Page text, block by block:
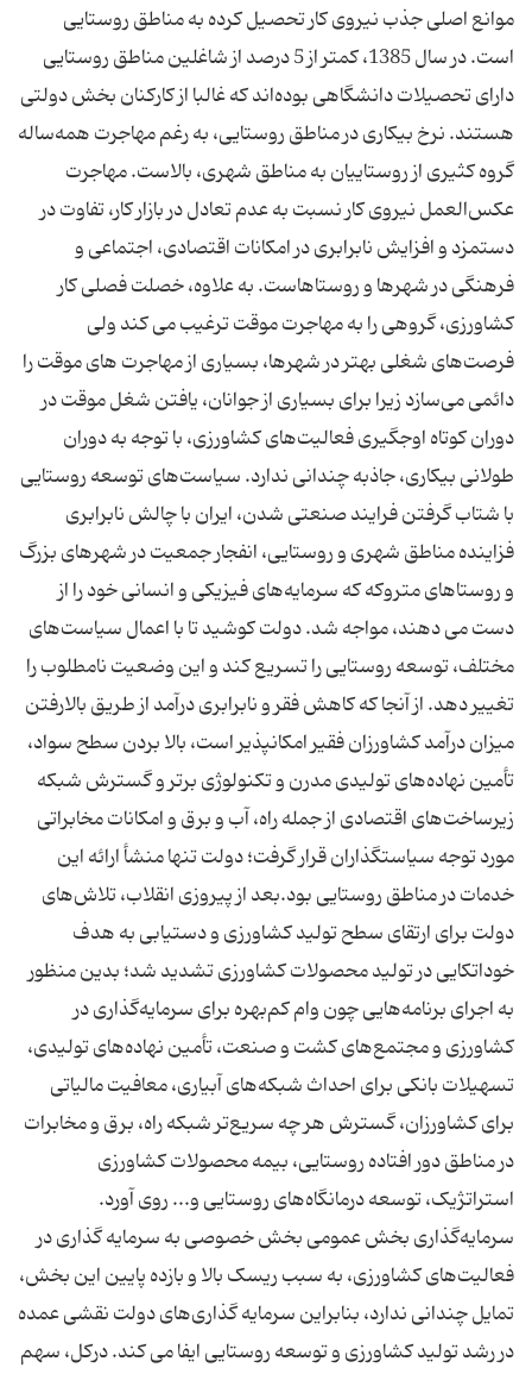
موانع اصلی جذب نیروی کار تحصیل ‌کرده به مناطق روستایی
است. در سال 1385، کمتر از 5 درصد از شاغلین مناطق روستایی
دارای تحصیلات دانشگاهی بوده‌اند که غالبا از کارکنان بخش دولتی
هستند. نرخ بیکاری در مناطق روستایی، به‌ رغم مهاجرت همه‌ساله
گروه کثیری از روستاییان به مناطق شهری، بالاست. مهاجرت
عکس‌العمل نیروی‌ کار نسبت به عدم تعادل در بازار کار، تفاوت در
دستمزد و افزایش نابرابری در امکانات اقتصادی، اجتماعی و
فرهنگی در شهرها و روستاهاست. به علاوه، خصلت فصلی کار
کشاورزی، گروهی را به مهاجرت موقت ترغیب می ‌کند ولی
فرصت‌های شغلی بهتر در شهرها، بسیاری از مهاجرت‌ های موقت را
دائمی می‌سازد زیرا برای بسیاری از جوانان، یافتن شغل موقت در
دوران کوتاه اوجگیری فعالیت‌های کشاورزی، با توجه به دوران
طولانی بیکاری، جاذبه چندانی ندارد. سیاست‌های توسعه روستایی
با شتاب گرفتن فرایند صنعتی‌ شدن، ایران با چالش نابرابری
فزاینده مناطق شهری و روستایی، انفجار جمعیت در شهرهای بزرگ
و روستاهای متروکه که سرمایه‌های فیزیکی و انسانی خود را از
دست می ‌دهند، مواجه شد. دولت کوشید تا با اعمال سیاست‌های
مختلف، توسعه روستایی را تسریع کند و این وضعیت نامطلوب را
تغییر دهد. از آنجا که کاهش فقر و نابرابری درآمد از طریق بالا‌رفتن
میزان درآمد کشاورزان فقیر امکانپذیر است، بالا بردن سطح سواد،
تأمین نهاده‌های تولیدی مدرن و تکنولوژی برتر و گسترش شبکه
زیرساخت‌های اقتصادی از جمله راه، آب و برق و امکانات مخابراتی
مورد توجه سیاستگذاران قرار گرفت؛ دولت تنها منشأ ارائه این
خدمات در مناطق روستایی بود.بعد از پیروزی انقلاب، تلاش‌های
دولت برای ارتقای سطح تولید کشاورزی و دستیابی به هدف
خوداتکایی در تولید محصولات کشاورزی تشدید شد؛ بدین منظور
به اجرای برنامه‌هایی چون وام کم‌بهره برای سرمایه‌گذاری در
کشاورزی و مجتمع‌های کشت و صنعت، تأمین نهاده‌های تولیدی،
تسهیلات بانکی برای احداث شبکه‌های آبیاری، معافیت مالیاتی
برای کشاورزان، گسترش هر چه سریع‌تر شبکه راه، برق و مخابرات
در مناطق دور افتاده روستایی، بیمه محصولات کشاورزی
استراتژیک، توسعه درمانگاه‌های روستایی و... روی آورد.
سرمایه‌گذاری بخش عمومی بخش خصوصی به سرمایه‌ گذاری در
فعالیت‌های کشاورزی، به سبب ریسک بالا و بازده پایین این بخش،
تمایل چندانی ندارد، بنابراین سرمایه‌ گذاری‌های دولت نقشی عمده
در رشد تولید کشاورزی و توسعه روستایی ایفا می‌ کند. درکل، سهم